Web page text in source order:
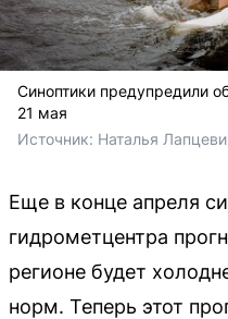
Синоптики предупредили
21 мая
Источник: Наталья
Еще в конце апреля
гидрометцентра
регионе будет
норм. Теперь этот